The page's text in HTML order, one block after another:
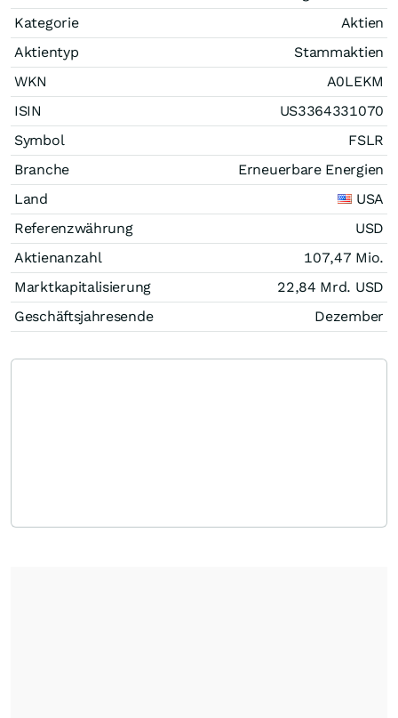
Kategorie
Aktien
Aktientyp
Stammaktien
WKN
A0LEKM
ISIN
US3364331070
Symbol
FSLR
Branche
Erneuerbare Energien
Land
USA
Referenzwährung
USD
Aktienanzahl
107,47 Mio.
Marktkapitalisierung
22,84 Mrd. USD
Geschäftsjahresende
Dezember